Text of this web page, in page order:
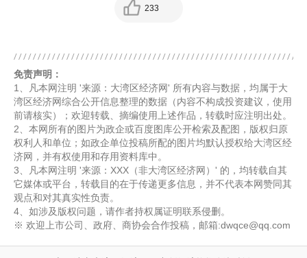
233
免责声明：
1、凡本网注明 '来源：大湾区经济网' 所有内容与数据，均属于大
湾区经济网综合公开信息整理的数据（内容不构成投资建议，使用
前请核实）；欢迎转载、摘编使用上述作品，转载时应注明出处。
2、本网所有的图片为政企或百度图库公开检索及配图，版权归原
权利人和单位；如政企单位投稿所配的图片均默认授权给大湾区经
济网，并有权使用和存用资料库中。
3、凡本网注明 '来源：XXX（非大湾区经济网）' 的，均转载自其
它媒体或平台，转载目的在于传递更多信息，并不代表本网赞同其
观点和对其真实性负责。
4、如涉及版权问题，请作者持权属证明联系侵删。
※ 欢迎上市公司、政府、商协会合作投稿，邮箱:dwqce@qq.com